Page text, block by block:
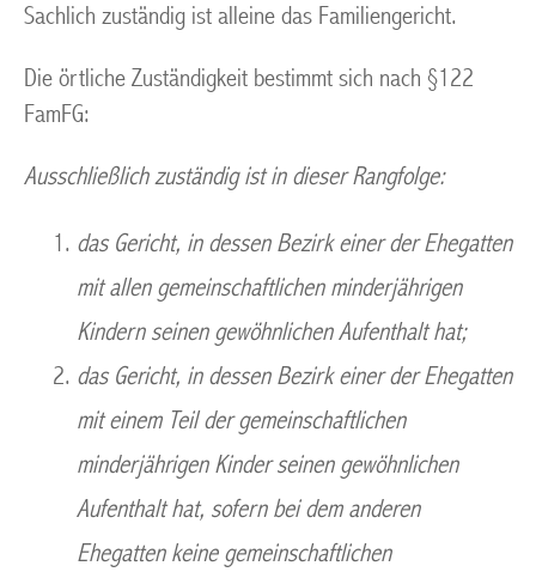
Sachlich zuständig ist alleine das Familiengericht.
Die örtliche Zuständigkeit bestimmt sich nach §122
FamFG:
Ausschließlich zuständig ist in dieser Rangfolge:
das Gericht, in dessen Bezirk einer der Ehegatten
mit allen gemeinschaftlichen minderjährigen
Kindern seinen gewöhnlichen Aufenthalt hat;
das Gericht, in dessen Bezirk einer der Ehegatten
mit einem Teil der gemeinschaftlichen
minderjährigen Kinder seinen gewöhnlichen
Aufenthalt hat, sofern bei dem anderen
Ehegatten keine gemeinschaftlichen